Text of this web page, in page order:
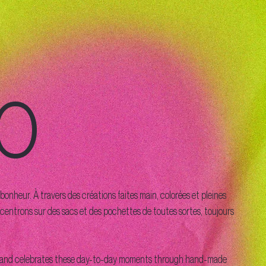
À travers des créations faites main, colorées et pleines
sur des sacs et des pochettes de toutes sortes, toujours
celebrates these day-to-day moments through hand-made